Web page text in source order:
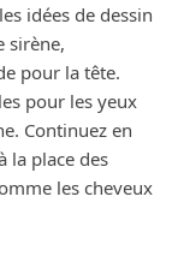
idées de dessin
sirène,
pour la tête.
pour les yeux
Continuez en
la place des
les cheveux